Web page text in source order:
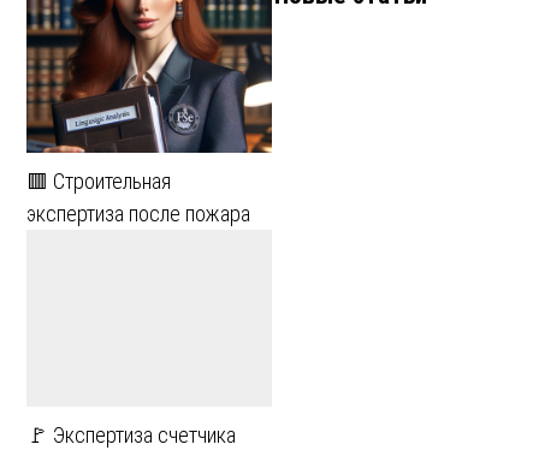
🟥 Строительная
экспертиза после пожара
🚩 Экспертиза счетчика